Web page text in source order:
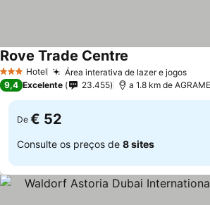
3 EstrelasHotel Área interativa de lazer e jogosVer
Rove Trade Centre
9,4 Excelente 23.455 a 1.8 km de AGRAME
De € 52
Consulte os preços de 8 sites